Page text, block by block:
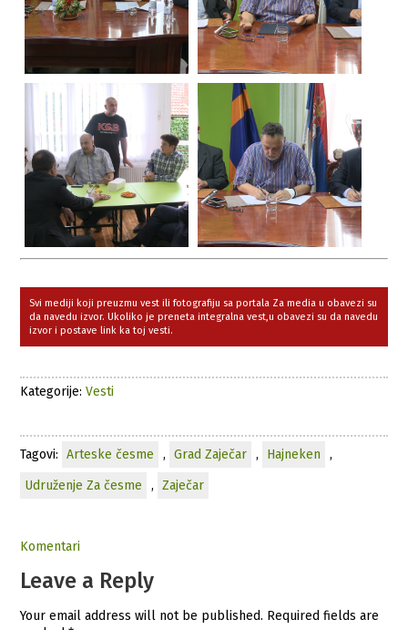
Svi mediji koji preuzmu vest ili fotografiju sa portala Za media u obavezi su
da navedu izvor. Ukoliko je preneta integralna vest,u obavezi su da navedu
izvor i postave link ka toj vesti.
Kategorije:Vesti
Tagovi: Arteske česme , Grad Zaječar , Hajneken
,
Udruženje Za česme
, Zaječar
Komentari
Leave a Reply
Your email address will not be published. Required fields are